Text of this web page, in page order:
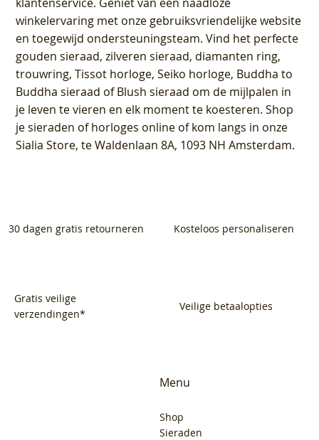
winkelervaring met onze gebruiksvriendelijke website
en toegewijd ondersteuningsteam. Vind het perfecte
gouden sieraad, zilveren sieraad, diamanten ring,
trouwring, Tissot horloge, Seiko horloge, Buddha to
Buddha sieraad of Blush sieraad om de mijlpalen in
je leven te vieren en elk moment te koesteren. Shop
je sieraden of horloges online of kom langs in onze
Sialia Store, te Waldenlaan 8A, 1093 NH Amsterdam.
30 dagen gratis retourneren Kosteloos personaliseren
Gratis veilige
verzendingen*
Veilige betaalopties
Menu
Shop
Sieraden